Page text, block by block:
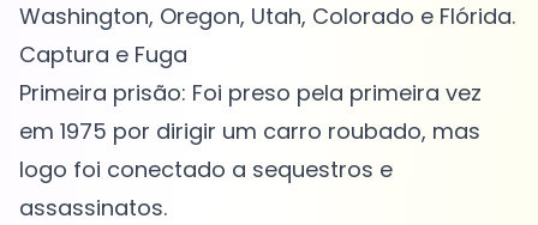
Washington, Oregon, Utah, Colorado e Flórida.
Captura e Fuga
Primeira prisão: Foi preso pela primeira vez
em 1975 por dirigir um carro roubado, mas
logo foi conectado a sequestros e
assassinatos.